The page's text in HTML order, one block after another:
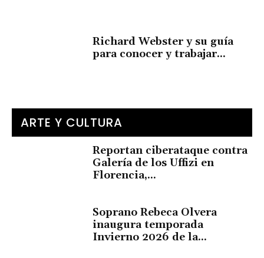
Richard Webster y su guía
para conocer y trabajar...
ARTE Y CULTURA
Reportan ciberataque contra
Galería de los Uffizi en
Florencia,...
Soprano Rebeca Olvera
inaugura temporada
Invierno 2026 de la...